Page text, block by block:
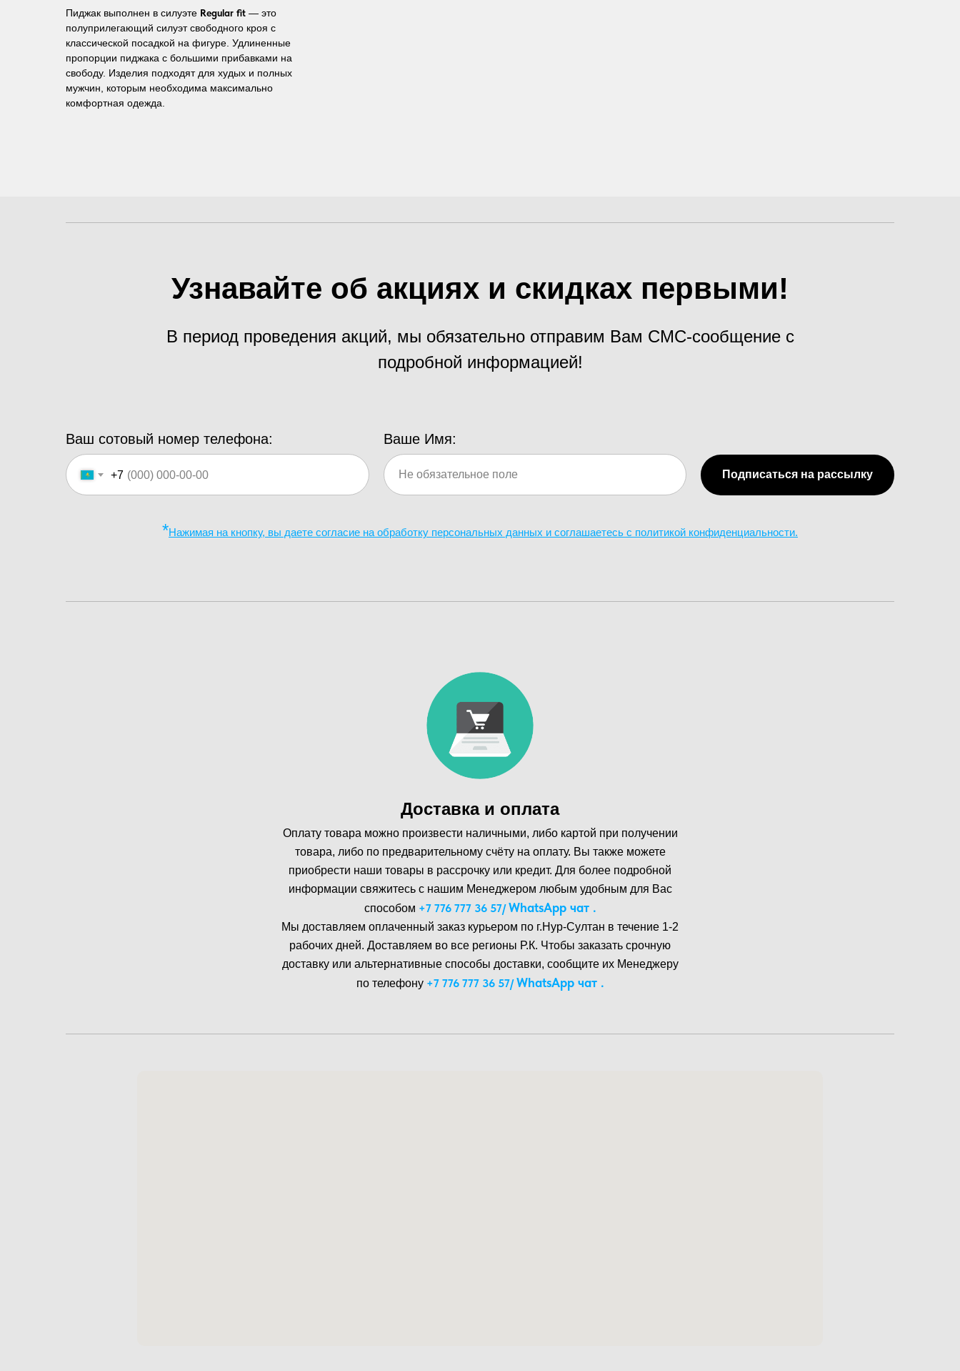
Пиджак выполнен в силуэте Regular fit — это
полуприлегающий силуэт свободного кроя с
классической посадкой на фигуре. Удлиненные
пропорции пиджака с большими прибавками на
свободу. Изделия подходят для худых и полных
мужчин, которым необходима максимально
комфортная одежда.
Узнавайте об акциях и скидках первыми!
В период проведения акций, мы обязательно отправим Вам СМС-сообщение с
подробной информацией!
Ваш сотовый номер телефона:
+7
Ваше Имя:
Подписаться на рассылку
*Нажимая на кнопку, вы даете согласие на обработку персональных данных и соглашаетесь c политикой конфиденциальности.
Доставка и оплата
Оплату товара можно произвести наличными, либо картой при получении
товара, либо по предварительному счёту на оплату. Вы также можете
приобрести наши товары в рассрочку или кредит. Для более подробной
информации свяжитесь с нашим Менеджером любым удобным для Вас
способом +7 776 777 36 57/WhatsA pp чат .
Мы доставляем оплаченный заказ курьером по г.Нур-Cултан в течение 1-2
рабочих дней. Доставляем во все регионы Р.К. Чтобы заказать срочную
доставку или альтернативные способы доставки, сообщите их Менеджеру
по телефону +7 776 777 36 57/WhatsA pp чат .